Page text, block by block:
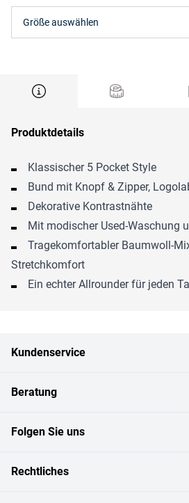
Größe auswählen
Produktdetails
Klassischer 5 Pocket Style
Bund mit Knopf & Zipper,
Dekorative Kontrastnähte
Mit modischer Used-Waschung
Tragekomfortabler Baumwoll-
Stretchkomfort
Ein echter Allrounder für jeden
Kundenservice
Beratung
Folgen Sie uns
Rechtliches